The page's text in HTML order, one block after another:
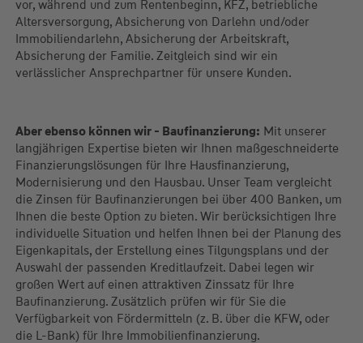
Sachversicherungen, Gewerbeversicherungen, Absicherung
vor, während und zum Rentenbeginn, KFZ, betriebliche
Altersversorgung, Absicherung von Darlehn und/oder
Immobiliendarlehn, Absicherung der Arbeitskraft,
Aber ebenso können wir - Baufinanzierung:Mit unserer
langjährigen Expertise bieten wir Ihnen maßgeschneiderte
Finanzierungslösungen für Ihre Hausfinanzierung,
Modernisierung und den Hausbau. Unser Team vergleicht
die Zinsen für Baufinanzierungen bei über 400 Banken, um
Ihnen die beste Option zu bieten. Wir berücksichtigen Ihre
individuelle Situation und helfen Ihnen bei der Planung des
Eigenkapitals, der Erstellung eines Tilgungsplans und der
Auswahl der passenden Kreditlaufzeit. Dabei legen wir
großen Wert auf einen attraktiven Zinssatz für Ihre
Baufinanzierung. Zusätzlich prüfen wir für Sie die